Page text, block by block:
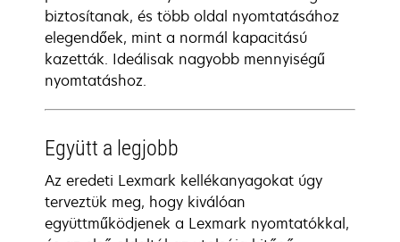
biztosítanak, és több oldal nyomtatásához
elegendőek, mint a normál kapacitású
kazetták. Ideálisak nagyobb mennyiségű
nyomtatáshoz.
Együtt a legjobb
Az eredeti Lexmark kellékanyagokat úgy
terveztük meg, hogy kiválóan
együttműködjenek a Lexmark nyomtatókkal,